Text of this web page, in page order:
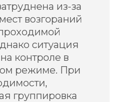
из-за
возгораний
ситуация
контроле в
режиме. При
группировка